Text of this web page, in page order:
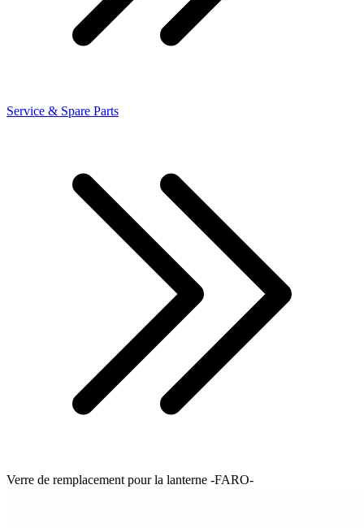
Service & Spare Parts
Verre de remplacement pour la lanterne -FARO-